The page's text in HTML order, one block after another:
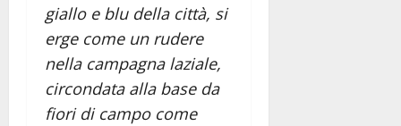
giallo e blu della città, si
erge come un rudere
nella campagna laziale,
circondata alla base da
fiori di campo come